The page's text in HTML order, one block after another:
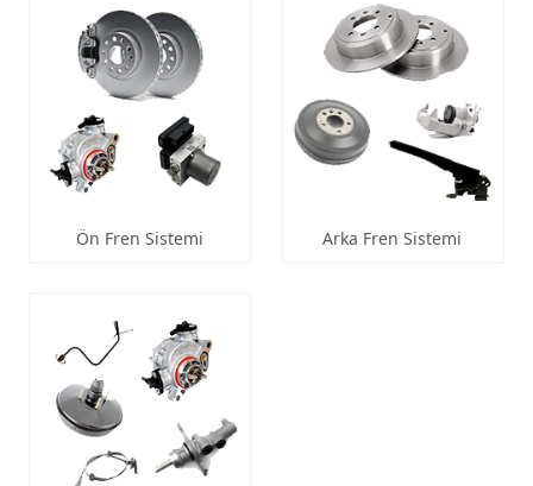
Ön Fren Sistemi Arka Fren Sistemi